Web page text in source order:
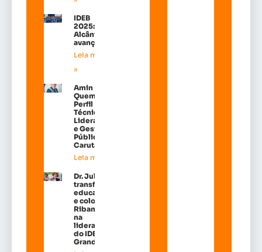
IDEB
2025:
Alcântara
avançou!
Leia mais
»
Amin
Quemel:
Perfil
Técnico de
Liderança
e Gestão
Pública em
Carutapera
Leia mais »
Dr. Julinho
transforma
educação
e coloca
Ribamar
na
liderança
do IDEB na
Grande Ilh